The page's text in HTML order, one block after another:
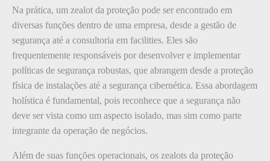
Na prática, um zealot da proteção pode ser encontrado em
diversas funções dentro de uma empresa, desde a gestão de
segurança até a consultoria em facilities. Eles são
frequentemente responsáveis por desenvolver e implementar
políticas de segurança robustas, que abrangem desde a proteção
física de instalações até a segurança cibernética. Essa abordagem
holística é fundamental, pois reconhece que a segurança não
deve ser vista como um aspecto isolado, mas sim como parte
integrante da operação de negócios.
Além de suas funções operacionais, os zealots da proteção